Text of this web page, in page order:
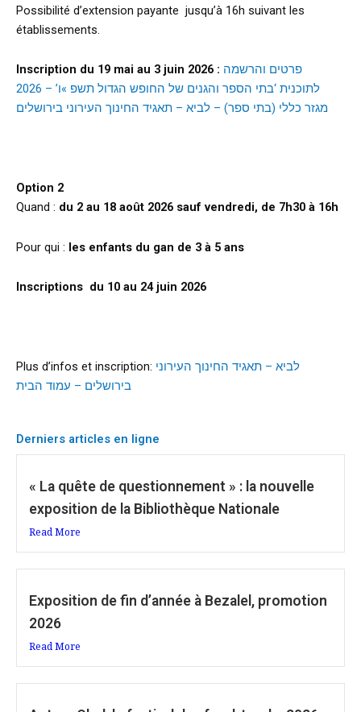
Possibilité d’extension payante jusqu’à 16h suivant les
établissements.
Inscription du 19 mai au 3 juin 2026 : פרטים והרשמה
לתוכנית ‘בתי הספר והגנים של החופש הגדול תשפ »ו’ – 2026
מגזר כללי (בתי ספר) – לביא – תאגיד החינוך העירוני בירושלים
Option 2
Quand : du 2 au 18 août 2026 sauf vendredi, de 7h30 à 16h
Pour qui : les enfants du gan de 3 à 5 ans
nscriptions du 10 au 24 juin 2026
Plus d’infos et inscription: לביא – תאגיד החינוך העירוני
בירושלים – עמוד הבית
Derniers articles en ligne
« La quête de questionnement » : la nouvelle
exposition de la Bibliothèque Nationale
Read More
Exposition de fin d’année à Bezalel, promotion
2026
Read More